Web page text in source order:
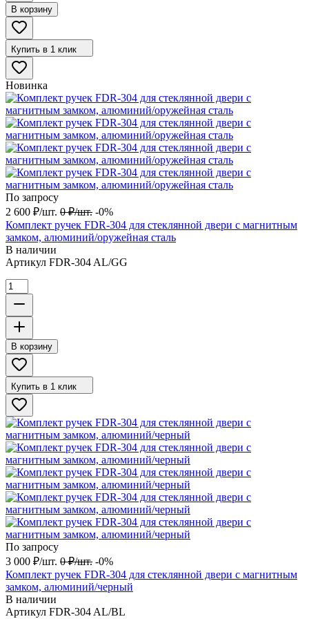
В корзину
Купить в 1 клик
Новинка
По запросу
2 600 ₽/шт. 0 ₽/шт. -0%
Комплект ручек FDR-304 для стеклянной двери с магнитным
замком, алюминий/оружейная сталь
В наличии
Артикул FDR-304 AL/GG
В корзину
Купить в 1 клик
По запросу
3 000 ₽/шт. 0 ₽/шт. -0%
Комплект ручек FDR-304 для стеклянной двери с магнитным
замком, алюминий/черный
В наличии
Артикул FDR-304 AL/BL